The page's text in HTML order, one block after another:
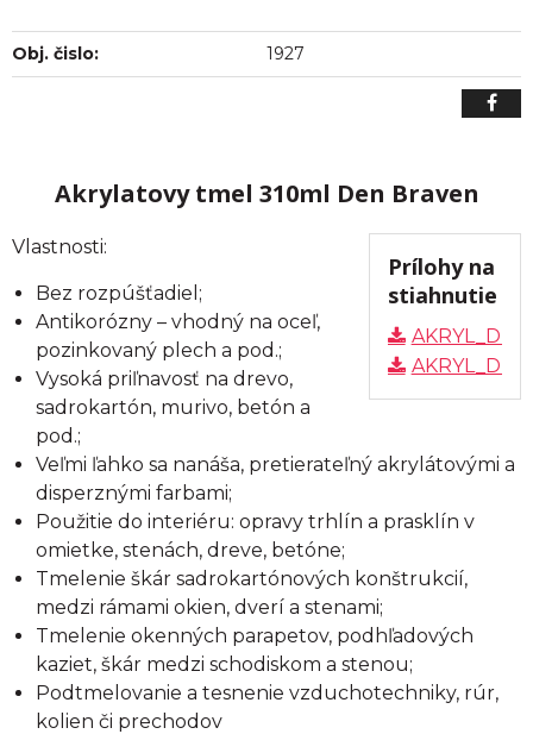
Obj. čislo: 1927
Akrylatovy tmel 310ml Den Braven
Prílohy na
stiahnutie
Vlastnosti:
Bez rozpúšťadiel;
Antikorózny – vhodný na oceľ,
pozinkovaný plech a pod.;
Vysoká priľnavosť na drevo,
sadrokartón, murivo, betón a
pod.;
Veľmi ľahko sa nanáša, pretierateľný akrylátovými a
disperznými farbami;
Použitie do interiéru: opravy trhlín a prasklín v
omietke, stenách, dreve, betóne;
Tmelenie škár sadrokartónových konštrukcií,
medzi rámami okien, dverí a stenami;
Tmelenie okenných parapetov, podhľadových
kaziet, škár medzi schodiskom a stenou;
Podtmelovanie a tesnenie vzduchotechniky, rúr,
kolien či prechodov